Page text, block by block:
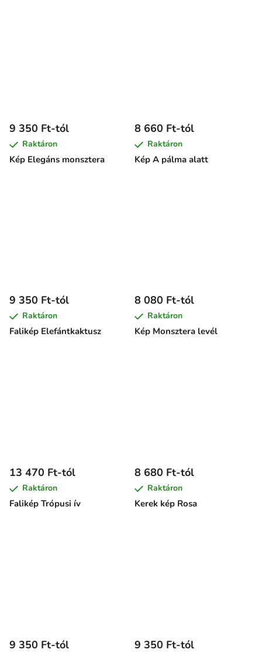
Kép Elegáns monsztera
9 350 Ft-tól
Raktáron
Kép A pálma alatt
8 660 Ft-tól
Raktáron
Falikép Elefántkaktusz
9 350 Ft-tól
Raktáron
Kép Monsztera levél
8 080 Ft-tól
Raktáron
Falikép Trópusi ív
13 470 Ft-tól
Raktáron
Kerek kép Rosa
8 680 Ft-tól
Raktáron
9 350 Ft-tól 9 350 Ft-tól